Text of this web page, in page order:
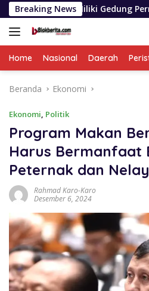
Langsung
ke
konten
Breaking News
Gedung Permanen
Home Nasional Daerah
Beranda Ekonomi
Ekonomi, Politik
Program Makan
Harus Bermanfaat
Peternak dan
Rahmad Karo-Karo
Desember 6, 2024